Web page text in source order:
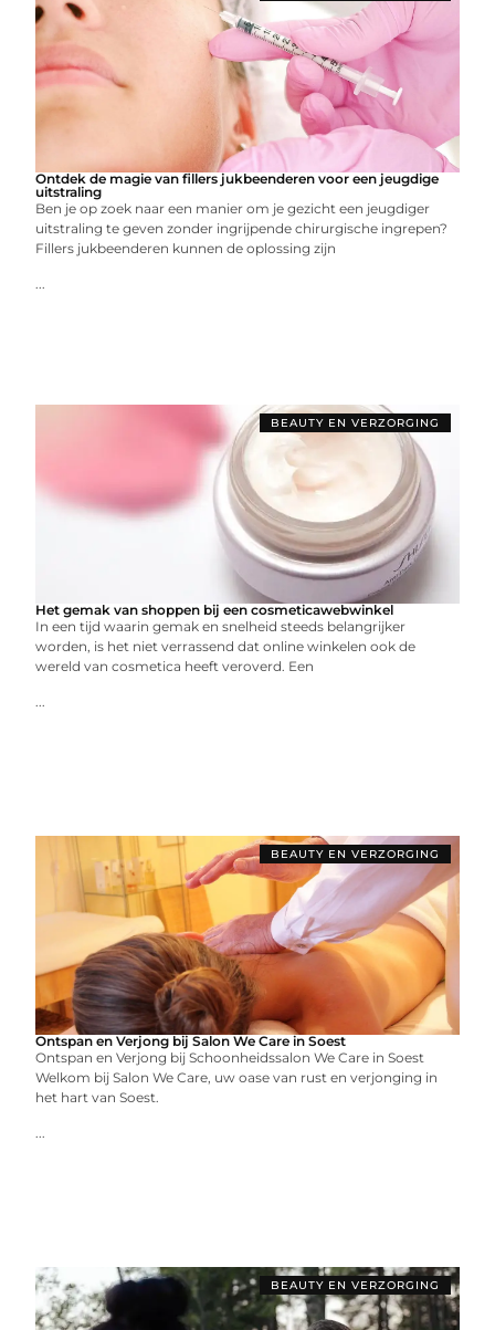
Ontdek de magie van fillers jukbeenderen voor een jeugdige
uitstraling
Ben je op zoek naar een manier om je gezicht een jeugdiger
uitstraling te geven zonder ingrijpende chirurgische ingrepen?
Fillers jukbeenderen kunnen de oplossing zijn
...
BEAUTY EN VERZORGING
Het gemak van shoppen bij een cosmeticawebwinkel
In een tijd waarin gemak en snelheid steeds belangrijker
worden, is het niet verrassend dat online winkelen ook de
wereld van cosmetica heeft veroverd. Een
...
BEAUTY EN VERZORGING
Ontspan en Verjong bij Salon We Care in Soest
Ontspan en Verjong bij Schoonheidssalon We Care in Soest
Welkom bij Salon We Care, uw oase van rust en verjonging in
het hart van Soest.
...
BEAUTY EN VERZORGING